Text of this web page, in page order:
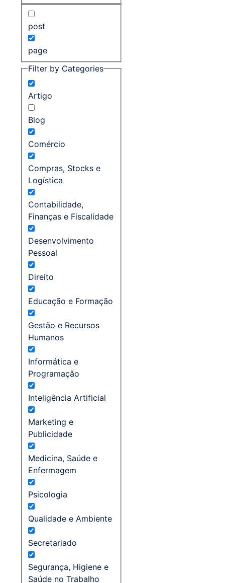
post
page
Filter by Categories
Artigo
Blog
Comércio
Compras, Stocks e
Logística
Contabilidade,
Finanças e Fiscalidade
Desenvolvimento
Pessoal
Direito
Educação e Formação
Gestão e Recursos
Humanos
Informática e
Programação
Inteligência Artificial
Marketing e
Publicidade
Medicina, Saúde e
Enfermagem
Psicologia
Qualidade e Ambiente
Secretariado
Segurança, Higiene e
Saúde no Trabalho